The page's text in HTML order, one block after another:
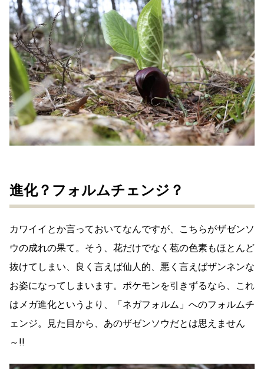
進化？フォルムチェンジ？
カワイイとか言っておいてなんですが、こちらがザゼンソ
ウの成れの果て。そう、花だけでなく苞の色素もほとんど
抜けてしまい、良く言えば仙人的、悪く言えばザンネンな
お姿になってしまいます。ポケモンを引きずるなら、これ
はメガ進化というより、「ネガフォルム」へのフォルムチ
ェンジ。見た目から、あのザゼンソウだとは思えません
～!!